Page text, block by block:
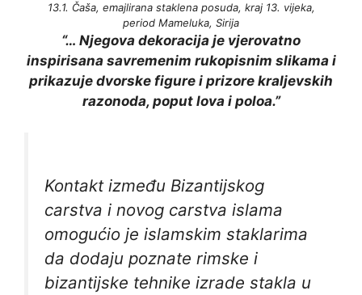
13.1. Čaša, emajlirana staklena posuda, kraj 13. vijeka,
period Mameluka, Sirija
“… Njegova dekoracija je vjerovatno
inspirisana savremenim rukopisnim slikama i
prikazuje dvorske figure i prizore kraljevskih
razonoda, poput lova i poloa.”
Kontakt između Bizantijskog
carstva i novog carstva islama
omogućio je islamskim staklarima
da dodaju poznate rimske i
bizantijske tehnike izrade stakla u